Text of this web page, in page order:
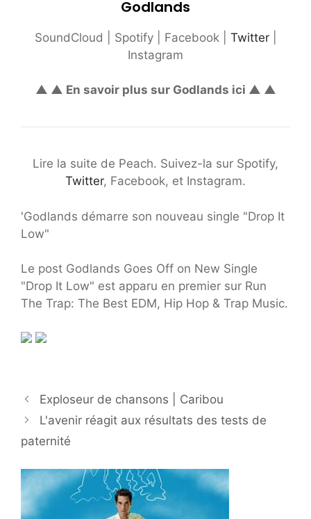
Godlands
SoundCloud | Spotify | Facebook | Twitter|
Instagram
▲ ▲ En savoir plus sur Godlands ici ▲ ▲
Lire la suite de Peach. Suivez-la sur Spotify,
Twitter, Facebook, et Instagram.
'Godlands démarre son nouveau single "Drop It
Low"
Le post Godlands Goes Off on New Single
"Drop It Low" est apparu en premier sur Run
The Trap: The Best EDM, Hip Hop & Trap Music.
Exploseur de chansons | Caribou
L'avenir réagit aux résultats des tests de
paternité